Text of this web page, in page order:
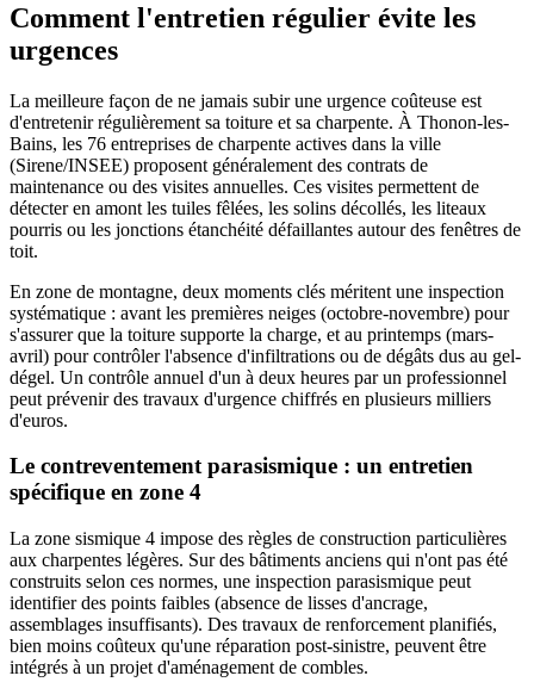
Comment l'entretien régulier évite les
urgences
La meilleure façon de ne jamais subir une urgence coûteuse est
d'entretenir régulièrement sa toiture et sa charpente. À Thonon-les-
Bains, les 76 entreprises de charpente actives dans la ville
(Sirene/INSEE) proposent généralement des contrats de
maintenance ou des visites annuelles. Ces visites permettent de
détecter en amont les tuiles fêlées, les solins décollés, les liteaux
pourris ou les jonctions étanchéité défaillantes autour des fenêtres de
toit.
En zone de montagne, deux moments clés méritent une inspection
systématique : avant les premières neiges (octobre-novembre) pour
s'assurer que la toiture supporte la charge, et au printemps (mars-
avril) pour contrôler l'absence d'infiltrations ou de dégâts dus au gel-
dégel. Un contrôle annuel d'un à deux heures par un professionnel
peut prévenir des travaux d'urgence chiffrés en plusieurs milliers
d'euros.
Le contreventement parasismique : un entretien
spécifique en zone 4
La zone sismique 4 impose des règles de construction particulières
aux charpentes légères. Sur des bâtiments anciens qui n'ont pas été
construits selon ces normes, une inspection parasismique peut
identifier des points faibles (absence de lisses d'ancrage,
assemblages insuffisants). Des travaux de renforcement planifiés,
bien moins coûteux qu'une réparation post-sinistre, peuvent être
intégrés à un projet d'aménagement de combles.